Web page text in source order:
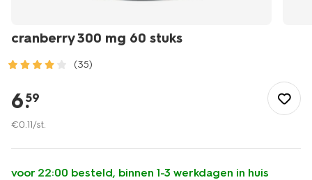
cranberry 300 mg 60 stuks
(35)
gezond/gezondheid/voedingssupplementen/supplementen/
300-
mg-
stuks-
6.
59
€0.11/st.
voor 22:00 besteld, binnen 1-3 werkdagen in huis